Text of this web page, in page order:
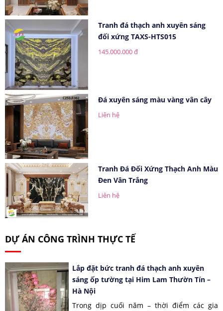
Tranh đá thạch anh xuyên sáng
đối xứng TAXS-HTS015
145.000.000 đ
Đá xuyên sáng màu vàng vân cây
Liên hệ
Tranh Đá Đối Xứng Thạch Anh Màu
Đen Vân Trắng
Liên hệ
DỰ ÁN CÔNG TRÌNH THỰC TẾ
Lắp đặt bức tranh đá thạch anh xuyên
sáng ốp tường tại Him Lam Thườn Tín –
Hà Nội
Trong dịp cuối năm – thời điểm các gia